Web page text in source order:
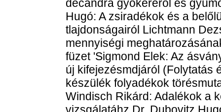
decandra gyökeréről és
Hugó: A zsiradékok és a
tlajdonságairól Lichtmann
mennyiségi
füzet 'Sigmond Elek: Az
új kifejezésmdjáról (Folytatás
készülék folyadékok
Windisch Rikárd: Adalékok a